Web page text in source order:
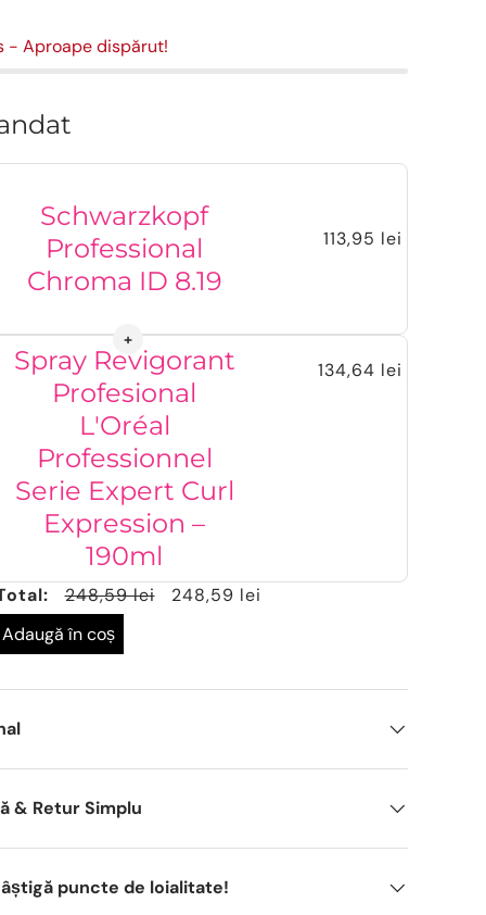
- Aproape dispărut!
Schwarzkopf
Professional
Chroma ID 8.19
113,95 lei
Spray Revigorant
Profesional
L'Oréal
Professionnel
Serie Expert Curl
Expression –
190ml
134,64 lei
248,59 lei
248,59 lei
Adaugă în coș
& Retur Simplu
puncte de loialitate!